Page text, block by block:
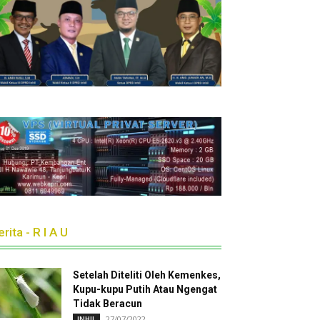
- R I A U
Setelah Diteliti Oleh Kemenkes,
Kupu-kupu Putih Atau Ngengat
Tidak Beracun